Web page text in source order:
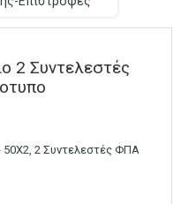
2 Συντελεστές